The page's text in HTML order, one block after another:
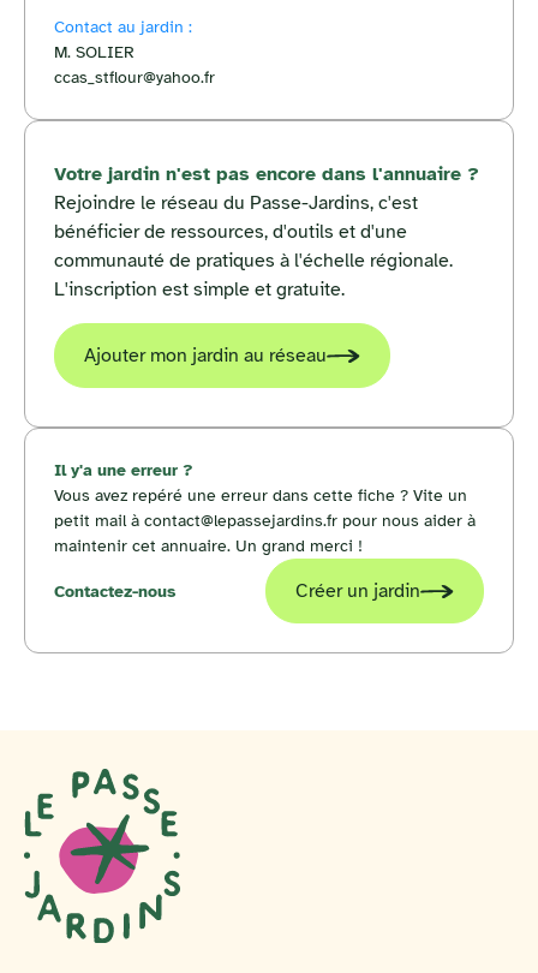
Contact au jardin :
M. SOLIER
ccas_stflour@yahoo.fr
Votre jardin n'est pas encore dans l'annuaire ?
Rejoindre le réseau du Passe-Jardins, c'est
bénéficier de ressources, d'outils et d'une
communauté de pratiques à l'échelle régionale.
L'inscription est simple et gratuite.
Ajouter mon jardin au réseau
Il y'a une erreur ?
Vous avez repéré une erreur dans cette fiche ? Vite un
petit mail à contact@lepassejardins.fr pour nous aider à
maintenir cet annuaire. Un grand merci !
Contactez-nous Créer un jardin